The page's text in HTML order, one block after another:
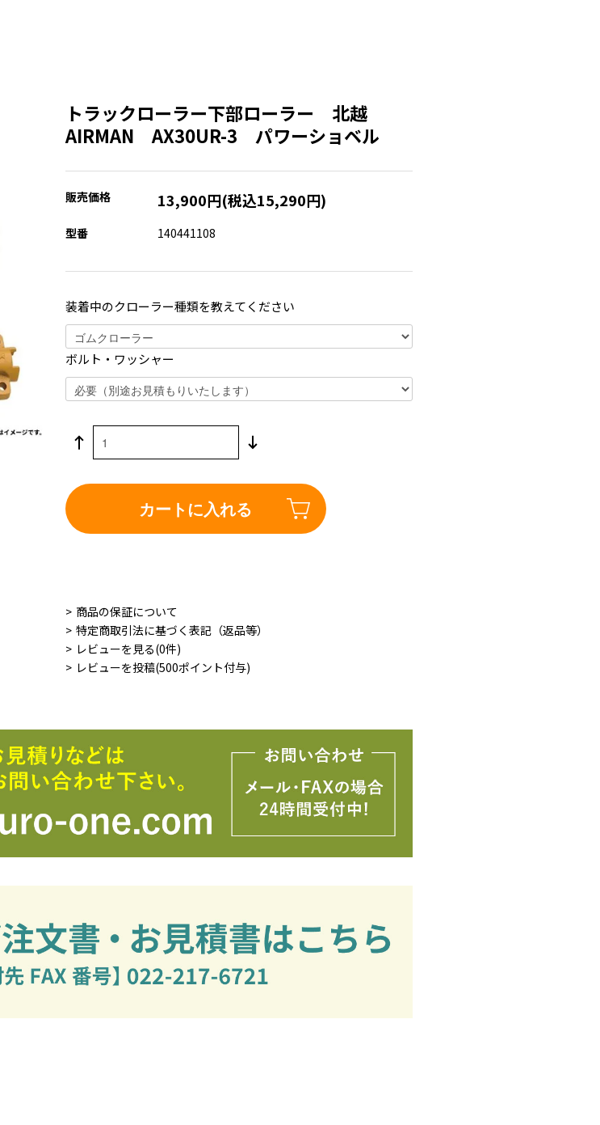
トラックローラー下部ローラー 北越
AIRMAN AX30UR-3 パワーショベル
販売価格 13,900円(税込15,290円)
型番 140441108
装着中のクローラー種類を教えてください
ボルト・ワッシャー
カートに入れる
商品の保証について
特定商取引法に基づく表記（返品等）
レビューを見る(0件)
レビューを投稿(500ポイント付与)